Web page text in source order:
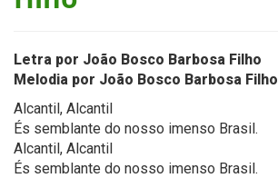
Letra por João Bosco Barbosa Filho
Melodia por João Bosco Barbosa Filho
Alcantil, Alcantil
És semblante do nosso imenso Brasil.
Alcantil, Alcantil
És semblante do nosso imenso Brasil.